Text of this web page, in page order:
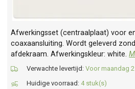
Afwerkingsset (centraalplaat) voor
coaxaansluiting. Wordt geleverd
afdekraam. Afwerkingskleur: white.
Verwachte levertijd: Voor maandag
Huidige voorraad: 4 stuk(s)